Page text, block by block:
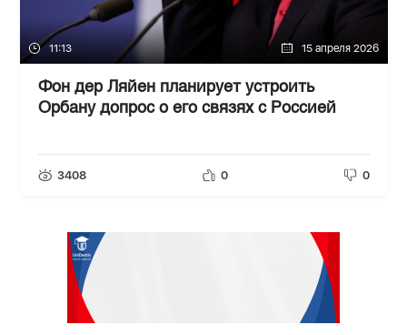
11:13 15 апреля 2026
Фон дер Ляйен планирует устроить
Орбану допрос о его связях с Россией
3408 0 0